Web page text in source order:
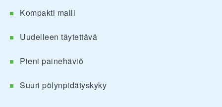
Kompakti malli
Uudelleen täytettävä
Pieni painehäviö
Suuri pölynpidätyskyky